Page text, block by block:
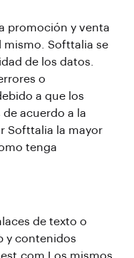
promoción y venta
mismo. Softtalia se
de los datos.
o
a que los
acuerdo a la
Softtalia la mayor
tenga
de texto o
y contenidos